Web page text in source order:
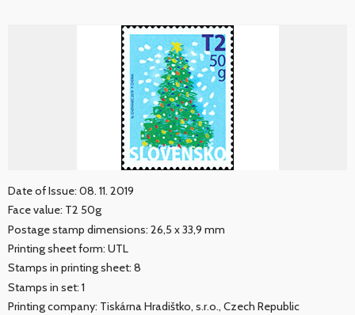
Date of Issue: 08. 11. 2019
Face value: T2 50g
Postage stamp dimensions: 26,5 x 33,9 mm
Printing sheet form: UTL
Stamps in printing sheet: 8
Stamps in set: 1
Printing company: Tiskárna Hradištko, s.r.o., Czech Republic